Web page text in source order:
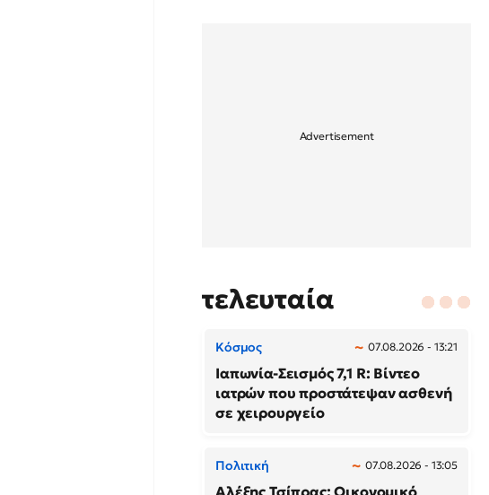
τελευταία
Κόσμος 07.08.2026 - 13:21
Ιαπωνία-Σεισμός 7,1 R: Βίντεο
ιατρών που προστάτεψαν ασθενή
σε χειρουργείο
Πολιτική 07.08.2026 - 13:05
Αλέξης Τσίπρας: Οικονομικό